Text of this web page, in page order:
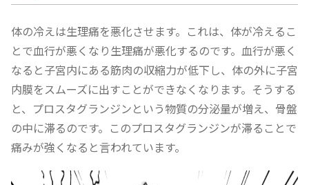
体の冷えは生理痛を悪化させます。これは、体が冷えるこ
とで血行が悪くなり生理痛が悪化するのです。血行が悪く
なると子宮内にある筋肉の収縮力が低下し、体の外に子宮
内膜をスムーズに出すことができなくなります。そうする
と、プロスタグランジンという物質の分泌量が増え、骨盤
の中に滞るのです。このプロスタグランジンが滞ることで
痛みが強くなると言われています。